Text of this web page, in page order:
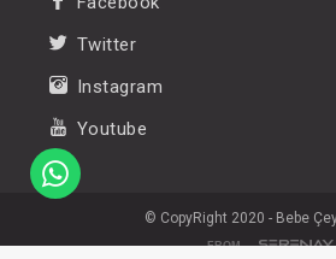
Twitter
Instagram
Youtube
© CopyRight 2020 - Bebe
FROM